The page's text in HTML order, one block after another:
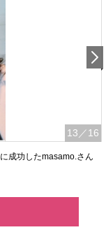
13 ／16
成功したmasamo.さん